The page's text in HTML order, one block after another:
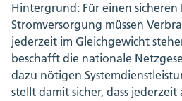
Hintergrund: Für einen sicheren
Stromversorgung müssen
jederzeit im Gleichgewicht
beschafft die nationale
dazu nötigen
stellt damit sicher, dass jederzeit